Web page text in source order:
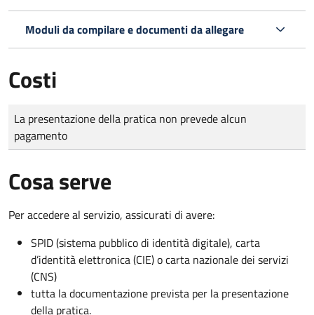
Moduli da compilare e documenti da allegare
Costi
Tipo di pagamento
Importo
La presentazione della pratica non prevede alcun
pagamento
Cosa serve
Per accedere al servizio, assicurati di avere:
SPID (sistema pubblico di identità digitale), carta
d’identità elettronica (CIE) o carta nazionale dei servizi
(CNS)
tutta la documentazione prevista per la presentazione
della pratica.